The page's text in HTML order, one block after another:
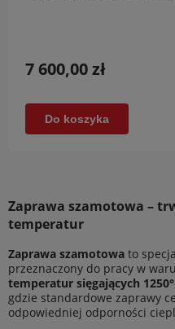
7 600,00 zł
Do koszyka
Zaprawa szamotowa –
temperatur
Zaprawa szamotowa to
przeznaczony do pracy w
temperatur sięgających
gdzie standardowe zaprawy
odpowiedniej odporności